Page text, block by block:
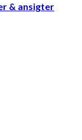
& ansigter